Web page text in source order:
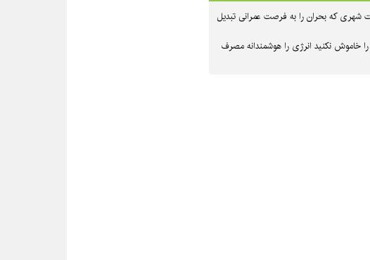
شهری که بحران را به فرصت عمرانی تبدیل
را خاموش نکنید انرژی را هوشمندانه مصرف